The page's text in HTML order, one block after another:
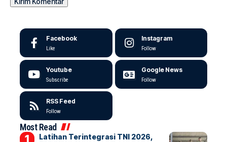
Facebook
Like
Instagram
Follow
Youtube
Subscribe
Google News
Follow
RSS Feed
Follow
Most Read
Latihan Terintegrasi TNI 2026,